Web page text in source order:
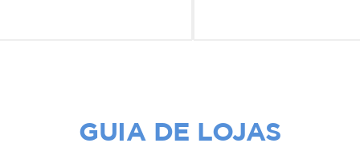
GUIA DE LOJAS